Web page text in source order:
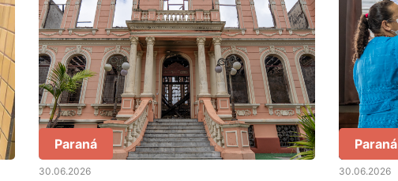
Paraná
30.06.2026
Paraná
30.06.2026